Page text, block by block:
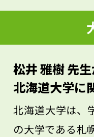
険といえます。
るような知的冒
松井 雅樹 先
北海道大学に
北海道大学は、
の大学である札